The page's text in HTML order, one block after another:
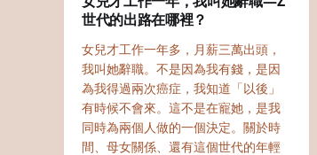
世代的出路在哪裡？
女兒才工作一年多，月薪三萬出頭，
我叫她辭職。不是因為我有錢，是因
為我得過兩次癌症，我知道「以後」
有時候不會來。這不是在寵她，是我
同時為兩個人做的一個決定。關於時
間、母女關係、還有這個世代的年輕